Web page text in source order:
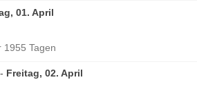
01. April
1955 Tagen
Freitag, 02. April